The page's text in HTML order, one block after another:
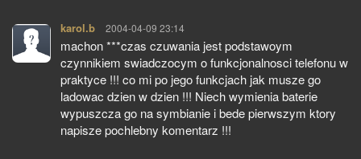
karol.b pisze:
2004-04-09 23:14
machon ***czas czuwania jest podstawoym
czynnikiem swiadczocym o funkcjonalnosci telefonu w
praktyce !!! co mi po jego funkcjach jak musze go
ladowac dzien w dzien !!! Niech wymienia baterie
wypuszcza go na symbianie i bede pierwszym ktory
napisze pochlebny komentarz !!!